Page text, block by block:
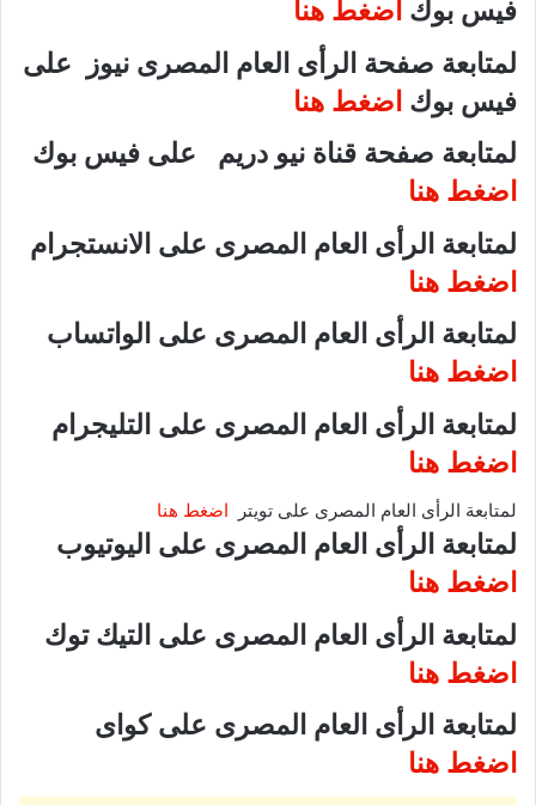
فيس بوك اضغط هنا
لمتابعة صفحة الرأى العام المصرى نيوز على
فيس بوك اضغط هنا
لمتابعة صفحة قناة نيو دريم على فيس بوك
اضغط هنا
لمتابعة الرأى العام المصرى على الانستجرام
اضغط هنا
لمتابعة الرأى العام المصرى على الواتساب
اضغط هنا
لمتابعة الرأى العام المصرى على التليجرام
اضغط هنا
لمتابعة الرأى العام المصرى على تويتر اضغط هنا
لمتابعة الرأى العام المصرى على اليوتيوب
اضغط هنا
لمتابعة الرأى العام المصرى على التيك توك
اضغط هنا
لمتابعة الرأى العام المصرى على كواى
اضغط هنا